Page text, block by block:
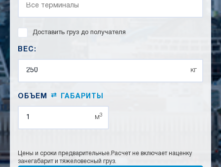
Доставить груз до получателя
ВЕС:
кг
ОБЪЕМ ⇄ ГАБАРИТЫ
м3
Цены и сроки предварительные. Расчет не включает наценку
занегабарит и тяжеловесный груз.